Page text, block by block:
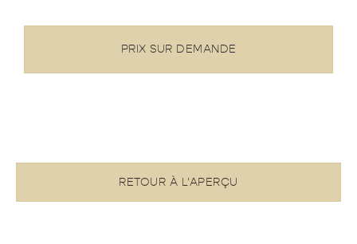
PRIX SUR DEMANDE
RETOUR À L'APERÇU